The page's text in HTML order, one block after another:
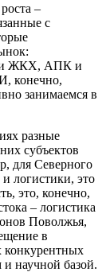
–
с
и ЖКХ, АПК и
конечно,
занимаемся в
разные
субъектов
для Северного
логистики, это
это, конечно,
– логистика
Поволжья,
в
конкурентных
научной базой.